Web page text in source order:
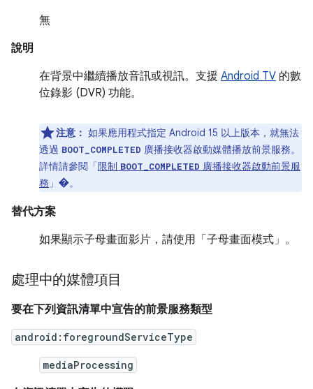
無
說明
在背景中繼續播放音訊或視訊。支援 Android TV 的數
位錄影 (DVR) 功能。
注意： 如果應用程式指定 Android 15 以上版本，就無法
透過 BOOT_COMPLETED 廣播接收器啟動媒體播放前景服務。
詳情請參閱「限制 BOOT_COMPLETED 廣播接收器啟動前景服
務 」 �。
替代方案
如果顯示子母畫面影片，請使用「子母畫面模式」 。
處理中的媒體項目
要在下列資訊清單中宣告的前景服務類型
android:foregroundServiceType
mediaProcessing